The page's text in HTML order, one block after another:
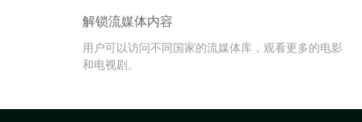
解锁流媒体内容
用户可以访问不同国家的流媒体库，观看更多的电影
和电视剧。